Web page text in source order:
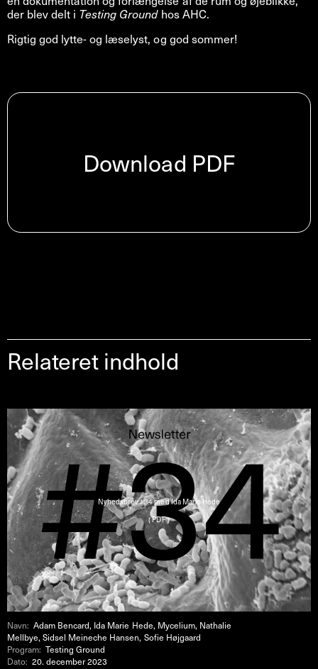
der blev delt i Testing Groundhos AHC.
Rigtig god lytte- og læselyst, og god sommer!
Download PDF
Relateret indhold
Nyhedsbrev #34 med Ida Marie Hede
( PDF )
Navn:Adam Bencard, Ida Marie Hede, Mycelium, Nathalie
Mellbye, Sidsel Meineche Hansen, Sofie Højgaard
Program:Testing Ground
Dato:20. december 2023